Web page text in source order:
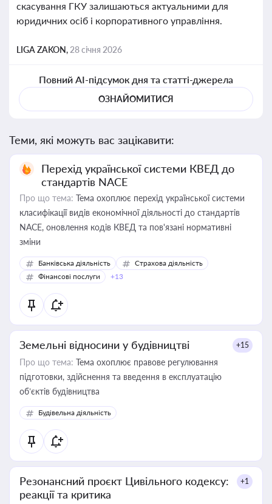
скасування ГКУ залишаються актуальними для
юридичних осіб і корпоративного управління.
LIGA ZAKON, 28 січня 2026
Повний AI-підсумок дня та статті-джерела
ОЗНАЙОМИТИСЯ
Теми, які можуть вас зацікавити:
Перехід української системи КВЕД до
стандартів NACE
Про що тема: Тема охоплює перехід української системи
класифікації видів економічної діяльності до стандартів
NACE, оновлення кодів КВЕД та пов'язані нормативні
зміни
Банківська діяльність
Страхова діяльність
Фінансові послуги
+13
Земельні відносини у будівництві +15
Про що тема: Тема охоплює правове регулювання
підготовки, здійснення та введення в експлуатацію
об’єктів будівництва
Будівельна діяльність
Резонансний проєкт Цивільного кодексу:
реакції та критика
+1